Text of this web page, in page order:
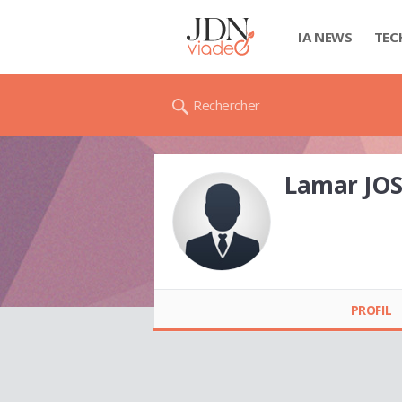
IA NEWS
Rechercher
Lamar
PROFIL